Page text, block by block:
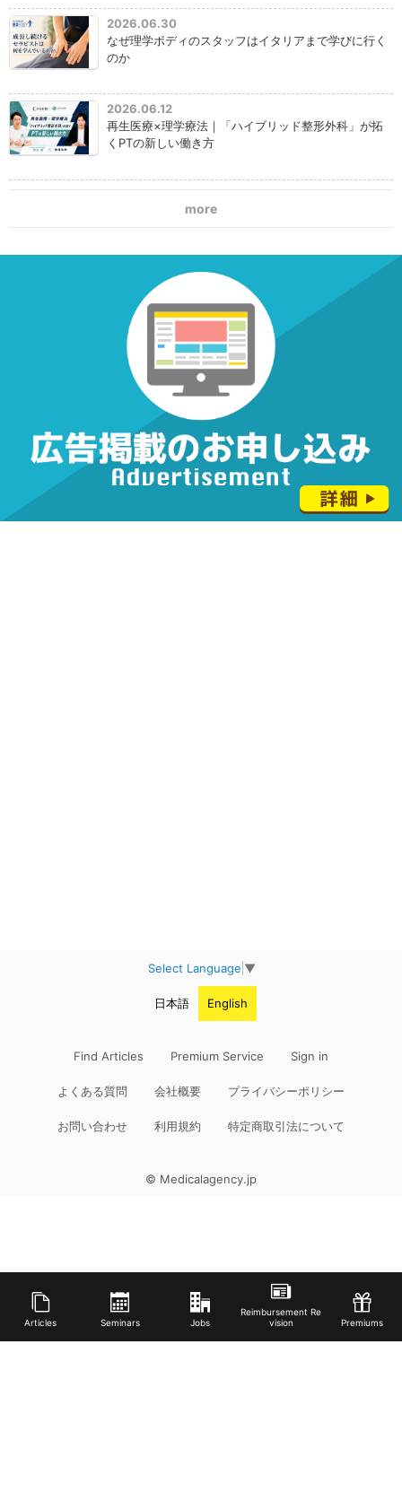
Articles Seminars Jobs
Reimbursement Re
vision
Premiums
2026.06.30
なぜ理学ボディのスタッフはイタリアまで学びに行く
のか
2026.06.12
再生医療×理学療法｜「ハイブリッド整形外科」が拓
くPTの新しい働き方
more
Select Language ▼
日本語 English
Find Articles Premium Service Sign in
よくある質問 会社概要 プライバシーポリシー
お問い合わせ 利用規約 特定商取引法について
© Medicalagency.jp